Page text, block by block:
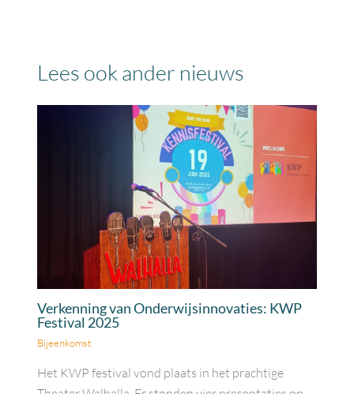
Lees ook ander nieuws
Verkenning van Onderwijsinnovaties: KWP
Festival 2025
Bijeenkomst
Het KWP festival vond plaats in het prachtige